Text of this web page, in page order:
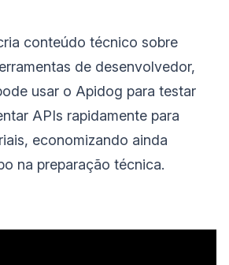
conteúdo técnico sobre
de desenvolvedor,
usar o Apidog para testar
APIs rapidamente para
economizando ainda
na preparação técnica.